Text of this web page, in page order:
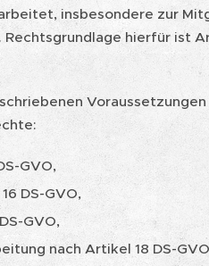
insbesondere zur
hierfür ist
GVO,
DS-GVO,
GVO,
nach Artikel 18 DS-